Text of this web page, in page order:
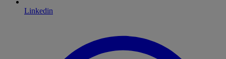
Linkedin